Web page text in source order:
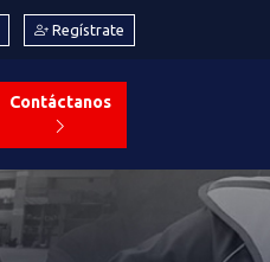
Regístrate
Contáctanos